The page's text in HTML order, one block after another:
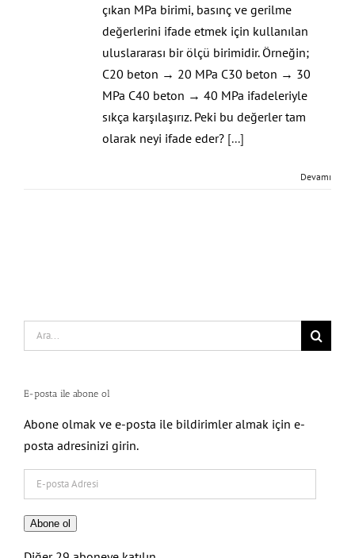
çıkan MPa birimi, basınç ve gerilme
değerlerini ifade etmek için kullanılan
uluslararası bir ölçü birimidir. Örneğin;
C20 beton → 20 MPa C30 beton → 30
MPa C40 beton → 40 MPa ifadeleriyle
sıkça karşılaşırız. Peki bu değerler tam
olarak neyi ifade eder? [...]
Devamı
Search
for:
E-posta ile abone ol
Abone olmak ve e-posta ile bildirimler almak için e-
posta adresinizi girin.
posta
Adresi
Abone ol